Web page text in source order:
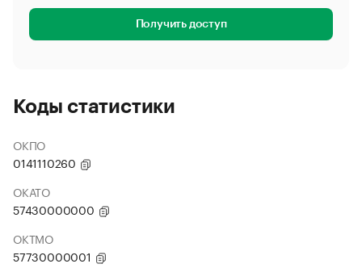
Получить доступ
Коды статистики
ОКПО
0141110260
ОКАТО
57430000000
ОКТМО
57730000001